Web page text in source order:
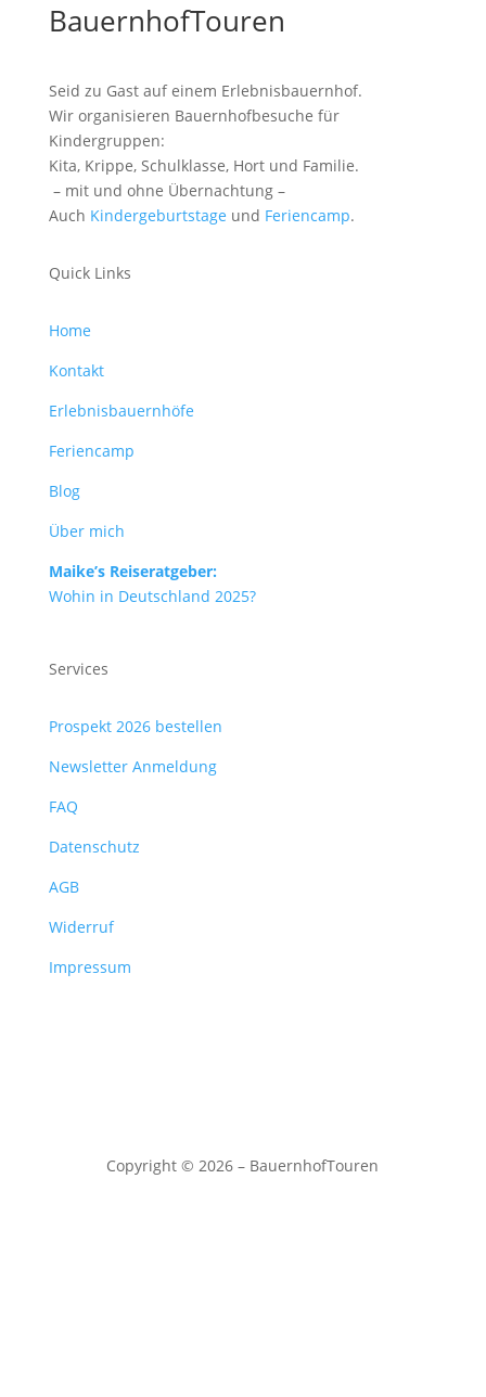
BauernhofTouren
Seid zu Gast auf einem Erlebnisbauernhof.
Wir organisieren Bauernhofbesuche für
Kindergruppen:
Kita, Krippe, Schulklasse, Hort und Familie.
– mit und ohne Übernachtung –
Auch Kindergeburtstage und Feriencamp.
Quick Links
Home
Kontakt
Erlebnisbauernhöfe
Feriencamp
Blog
Über mich
Maike’s Reiseratgeber:
Wohin in Deutschland 2025?
Services
Prospekt 2026 bestellen
Newsletter Anmeldung
FAQ
Datenschutz
AGB
Widerruf
Impressum
Copyright © 2026 – BauernhofTouren